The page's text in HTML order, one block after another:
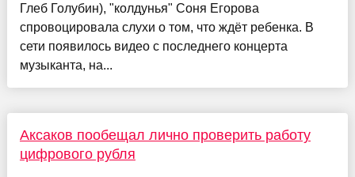
Глеб Голубин), "колдунья" Соня Егорова
спровоцировала слухи о том, что ждёт ребенка. В
сети появилось видео с последнего концерта
музыканта, на...
Аксаков пообещал лично проверить работу
цифрового рубля